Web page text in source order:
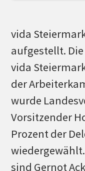
vida
aufgestellt.
vida
der
wurde
Vorsitzender
Prozent der
sind Gernot